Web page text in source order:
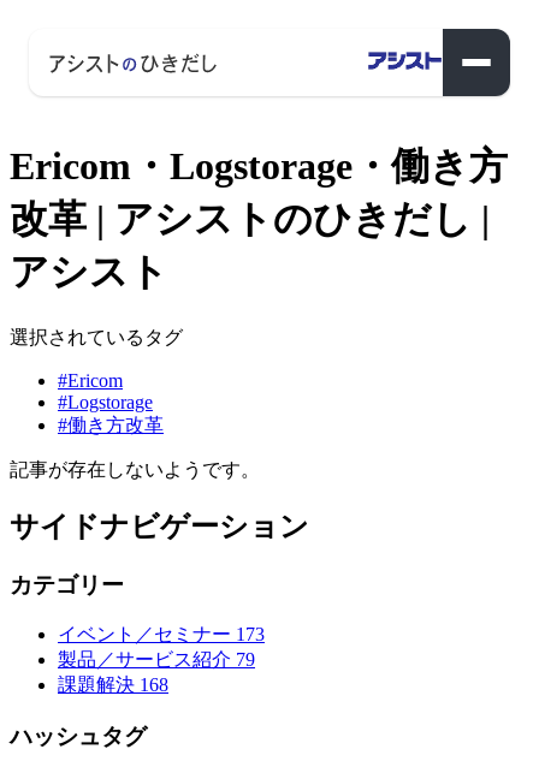
Ericom・Logstorage・働き方
改革 | アシストのひきだし |
アシスト
選択されているタグ
#Ericom
#Logstorage
#働き方改革
記事が存在しないようです。
サイドナビゲーション
カテゴリー
イベント／セミナー 173
製品／サービス紹介 79
課題解決 168
ハッシュタグ